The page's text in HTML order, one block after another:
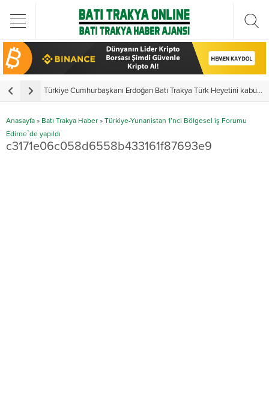
Türkiye Cumhurbaşkanı Erdoğan Batı Trakya Türk Heyetini kabul etti
Anasayfa » Batı Trakya Haber » Türkiye-Yunanistan 1’nci Bölgesel iş Forumu
Edirne`de yapıldı
c3171e06c058d6558b433161f87693e9